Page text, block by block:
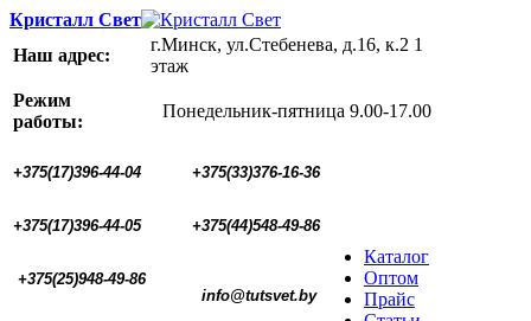
Кристалл Свет
Наш адрес:
г.Минск, ул.Стебенева, д.16, к.2 1
этаж
Режим
работы:
Понедельник-пятница 9.00-17.00
+375(17)396-44-04 +375(33)376-16-36
+375(17)396-44-05 +375(44)548-49-86
+375(25)948-49-86
  info@tutsvet.by
Каталог
Оптом
Прайс